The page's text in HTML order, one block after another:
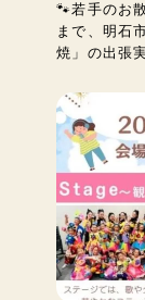
🐾若手のお
まで、明石
焼」の出張